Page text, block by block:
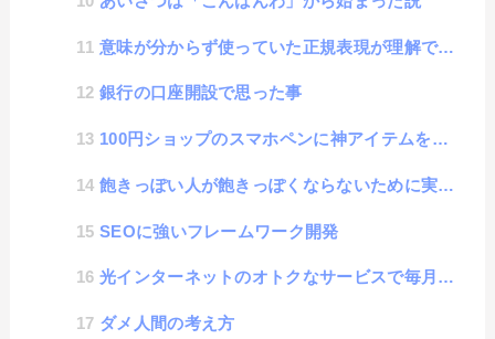
意味が分からず使っていた正規表現が理解できてスッキリ
銀行の口座開設で思った事
100円ショップのスマホペンに神アイテムを発見
飽きっぽい人が飽きっぽくならないために実践するといい話
SEOに強いフレームワーク開発
光インターネットのオトクなサービスで毎月の料金が安くなる勧誘電話の真相
ダメ人間の考え方